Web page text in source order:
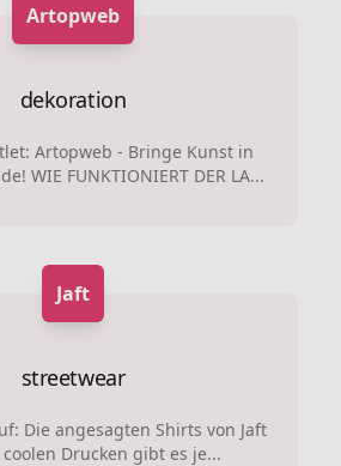
Artopweb
dekoration
Artopweb - Bringe Kunst in
WIE FUNKTIONIERT DER LA...
Jaft
streetwear
Die angesagten Shirts von Jaft
Drucken gibt es je...